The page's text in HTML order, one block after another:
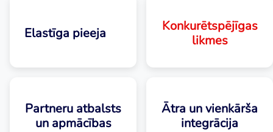
Elastīga pieeja
Konkurētspējīgas
likmes
Partneru atbalsts
un apmācības
Ātra un vienkārša
integrācija